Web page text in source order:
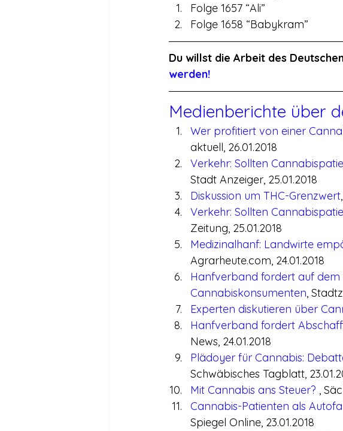
Folge 1657 “Ali”
Folge 1658 “Babykram”
Du willst die Arbeit des
werden!
Medienberichte über
Wer profitiert von einer
aktuell, 26.01.2018
Verkehr: Sollten
Stadt Anzeiger, 25.01.2018
Diskussion um THC-Grenzwert
Verkehr: Sollten
Zeitung, 25.01.2018
Medizinalhanf: Landwirte
Agrarheute.com, 24.01.2018
Hanfverband fordert auf dem
Cannabiskonsumenten,
Experten diskutieren über
Hanfverband fordert
News, 24.01.2018
Plädoyer für Cannabis:
Schwäbisches Tagblatt,
Mit Cannabis ans Steuer? ,
Cannabis-Patienten als
Spiegel Online, 23.01.2018